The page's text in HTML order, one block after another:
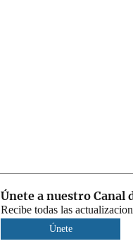
Únete a nuestro Canal
Recibe todas las
Únete